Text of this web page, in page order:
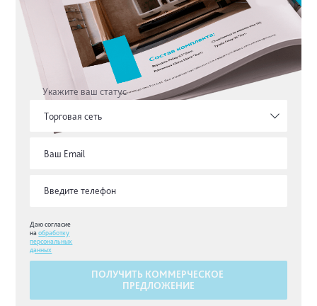
Укажите ваш статус
Торговая сеть
Даю согласие
наобработку
персональных
данных
ПОЛУЧИТЬ КОММЕРЧЕСКОЕ
ПРЕДЛОЖЕНИЕ